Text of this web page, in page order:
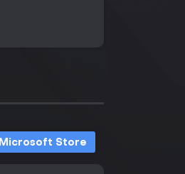
Microsoft Store